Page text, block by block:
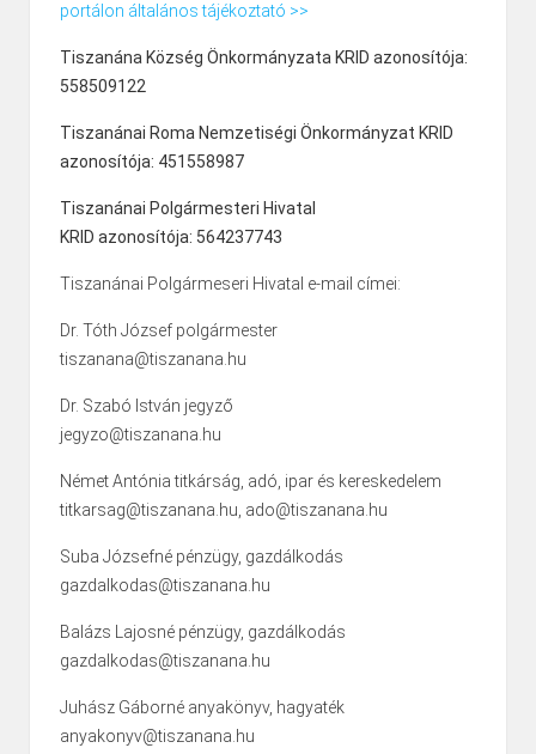
portálon általános tájékoztató >>
Tiszanána Község Önkormányzata KRID azonosítója:
558509122
Tiszanánai Roma Nemzetiségi Önkormányzat KRID
azonosítója: 451558987
Tiszanánai Polgármesteri Hivatal
KRID azonosítója: 564237743
Tiszanánai Polgármeseri Hivatal e-mail címei:
Dr. Tóth József polgármester
tiszanana@tiszanana.hu
Dr. Szabó István jegyző
jegyzo@tiszanana.hu
Német Antónia titkárság, adó, ipar és kereskedelem
titkarsag@tiszanana.hu, ado@tiszanana.hu
Suba Józsefné pénzügy, gazdálkodás
gazdalkodas@tiszanana.hu
Balázs Lajosné pénzügy, gazdálkodás
gazdalkodas@tiszanana.hu
Juhász Gáborné anyakönyv, hagyaték
anyakonyv@tiszanana.hu